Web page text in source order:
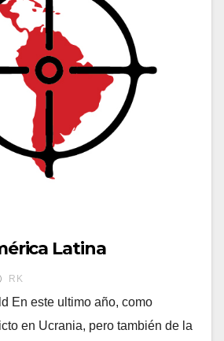
Latina
RK
En este ultimo año, como
en Ucrania, pero también de la